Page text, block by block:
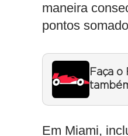
maneira
pontos
Faça o
Em Miami,